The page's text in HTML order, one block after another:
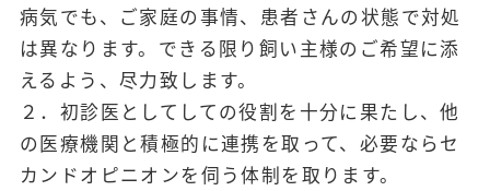
病気でも、ご家庭の事情、患者さんの状態で対処
は異なります。できる限り飼い主様のご希望に添
えるよう、尽力致します。
２．初診医としてしての役割を十分に果たし、他
の医療機関と積極的に連携を取って、必要ならセ
カンドオピニオンを伺う体制を取ります。